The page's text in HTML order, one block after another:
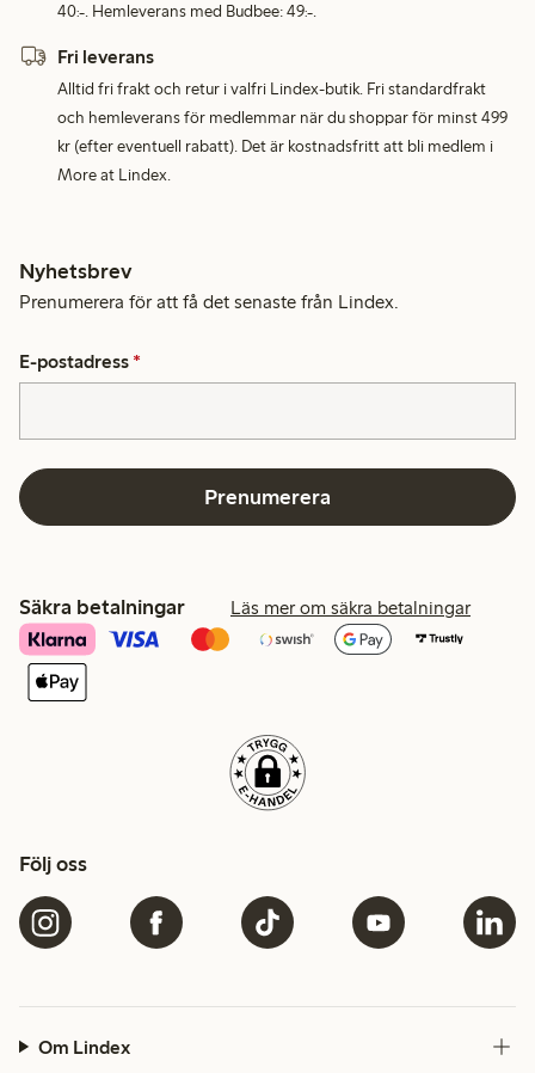
40:-. Hemleverans med Budbee: 49:-.
Fri leverans
Alltid fri frakt och retur i valfri Lindex-butik. Fri standardfrakt
och hemleverans för medlemmar när du shoppar för minst 499
kr (efter eventuell rabatt). Det är kostnadsfritt att bli medlem i
More at Lindex.
Nyhetsbrev
Prenumerera för att få det senaste från Lindex.
E-postadress *
Prenumerera
Säkra betalningar Läs mer om säkra betalningar
Följ oss
Om Lindex